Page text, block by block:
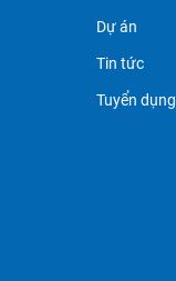
Dự án
Tin tức
Tuyển dụng